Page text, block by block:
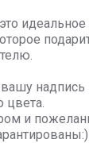
идеальное
надпись
цвета.
и